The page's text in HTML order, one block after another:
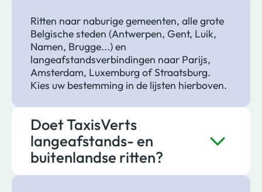
Ritten naar naburige gemeenten, alle grote
Belgische steden (Antwerpen, Gent, Luik,
Namen, Brugge...) en
langeafstandsverbindingen naar Parijs,
Amsterdam, Luxemburg of Straatsburg.
Kies uw bestemming in de lijsten hierboven.
Doet TaxisVerts
langeafstands- en
buitenlandse ritten?